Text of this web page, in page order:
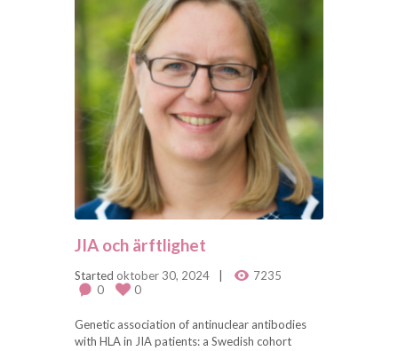
JIA och ärftlighet
Started oktober 30, 2024
7235
0
0
Genetic association of antinuclear antibodies
with HLA in JIA patients: a Swedish cohort